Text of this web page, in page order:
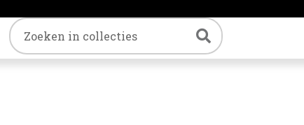
Trefwoord Zoeken